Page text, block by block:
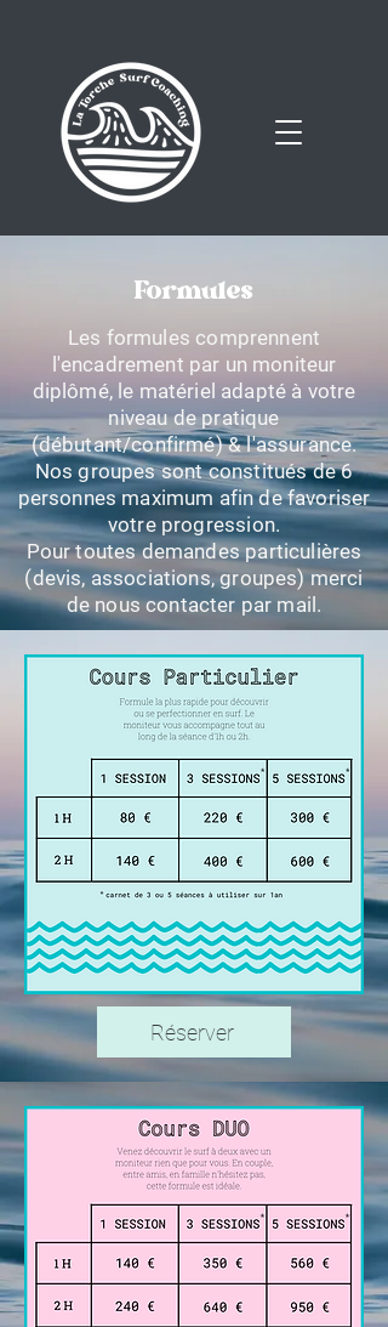
Formules
Les formules comprennent
l'encadrement par un moniteur
diplômé, le matériel adapté à votre
niveau de pratique
(débutant/confirmé) & l'assurance.
Nos groupes sont constitués de 6
personnes maximum afin de favoriser
votre progression.
Pour toutes demandes particulières
(devis, associations, groupes) merci
de nous contacter par mail.
Réserver